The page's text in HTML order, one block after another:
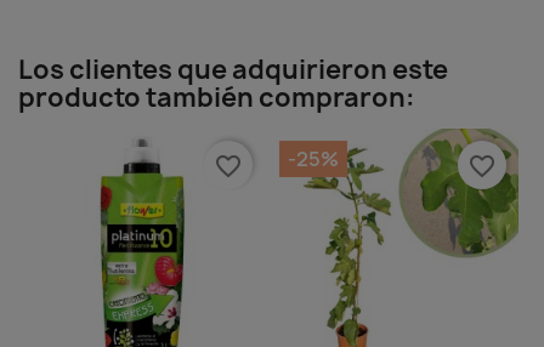
Los clientes que adquirieron este
producto también compraron:
favorite_border -25% favorite_border